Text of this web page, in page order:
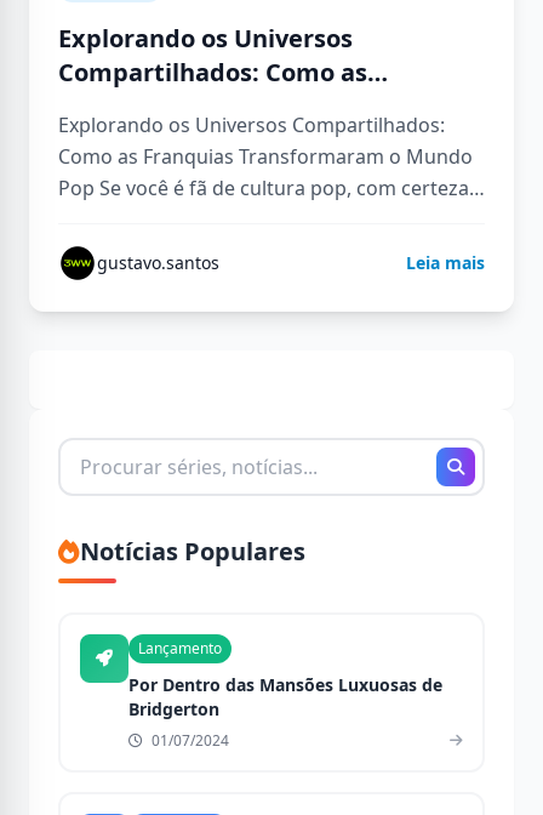
Explorando os Universos
Compartilhados: Como as
Mundo Pop
Explorando os Universos Compartilhados:
Como as Franquias Transformaram o Mundo
Pop Se você é fã de cultura pop, com certeza
gustavo.santos Leia mais
Buscando
por:
Notícias Populares
Lançamento
Por Dentro das Mansões Luxuosas de
Bridgerton
01/07/2024